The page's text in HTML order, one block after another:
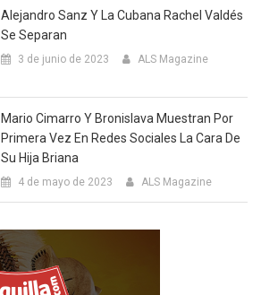
Alejandro Sanz Y La Cubana Rachel Valdés
Se Separan
3 de junio de 2023 ALS Magazine
Mario Cimarro Y Bronislava Muestran Por
Primera Vez En Redes Sociales La Cara De
Su Hija Briana
4 de mayo de 2023 ALS Magazine